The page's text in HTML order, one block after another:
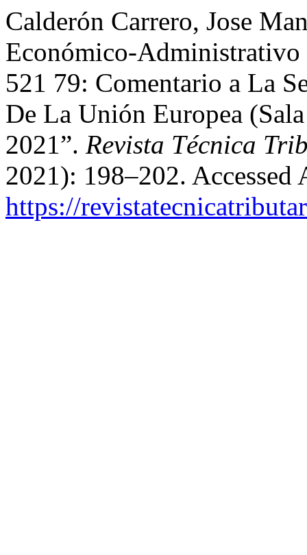
Calderón Carrero, Jose
Económico-
521 79: Comentario a La
De La Unión Europea
2021”. Revista Técnica
2021): 198–202. Accessed
https://